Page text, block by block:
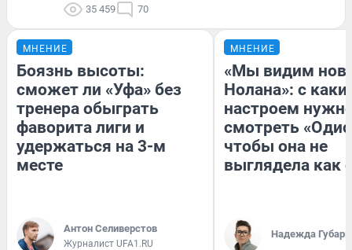
35 459 70
МНЕНИЕ
Боязнь высоты:
сможет ли «Уфа» без
тренера обыграть
фаворита лиги и
удержаться на 3-м
месте
Антон Селиверстов
Журналист UFA1.RU
МНЕНИЕ
«Мы видим
Нолана»: с
настроем
смотреть
чтобы она не
выглядела как
Надежда Губарь